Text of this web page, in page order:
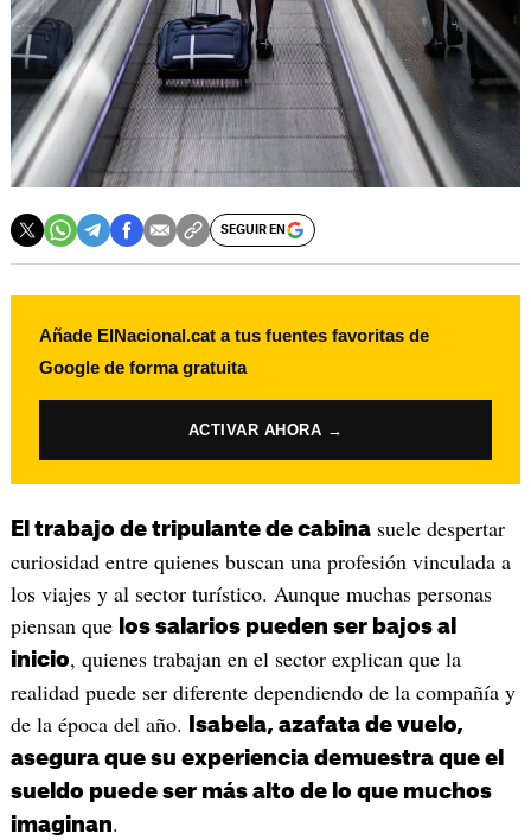
SEGUIR EN
Añade ElNacional.cat a tus fuentes favoritas de
Google de forma gratuita
ACTIVAR AHORA →
El trabajo de tripulante de cabinasuele despertar
curiosidad entre quienes buscan una profesión vinculada a
los viajes y al sector turístico. Aunque muchas personas
piensan que los salarios pueden ser bajos al
inicio, quienes trabajan en el sector explican que la
realidad puede ser diferente dependiendo de la compañía y
de la época del año.
Isabela, azafata de vuelo,
asegura que su experiencia demuestra que el
sueldo puede ser más alto de lo que muchos
imaginan.